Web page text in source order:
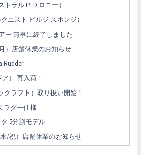
トラル PFD ロニー）
エスト ビルジ スポンジ）
ー 無事に終了しました
）店舗休業のお知らせ
Rudder
） 再入荷！
クラフト）取り扱い開始！
ラダー仕様
タ 5分割モデル
/祝）店舗休業のお知らせ